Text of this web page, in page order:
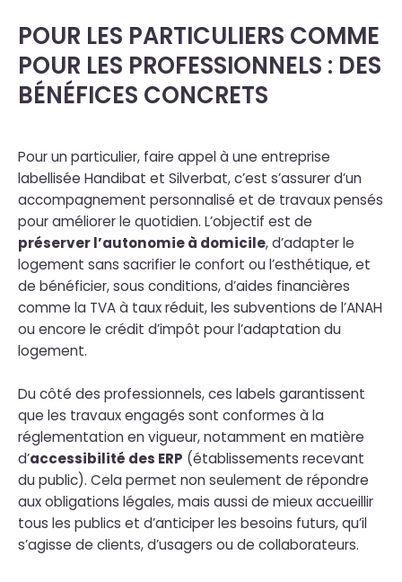
POUR LES PARTICULIERS COMME
POUR LES PROFESSIONNELS : DES
BÉNÉFICES CONCRETS
Pour un particulier, faire appel à une entreprise
labellisée Handibat et Silverbat, c’est s’assurer d’un
accompagnement personnalisé et de travaux pensés
pour améliorer le quotidien. L’objectif est de
préserver l’autonomie à domicile, d’adapter le
logement sans sacrifier le confort ou l’esthétique, et
de bénéficier, sous conditions, d’aides financières
comme la TVA à taux réduit, les subventions de l’ANAH
ou encore le crédit d’impôt pour l’adaptation du
logement.
Du côté des professionnels, ces labels garantissent
que les travaux engagés sont conformes à la
réglementation en vigueur, notamment en matière
d’accessibilité des ERP (établissements recevant
du public). Cela permet non seulement de répondre
aux obligations légales, mais aussi de mieux accueillir
tous les publics et d’anticiper les besoins futurs, qu’il
s’agisse de clients, d’usagers ou de collaborateurs.